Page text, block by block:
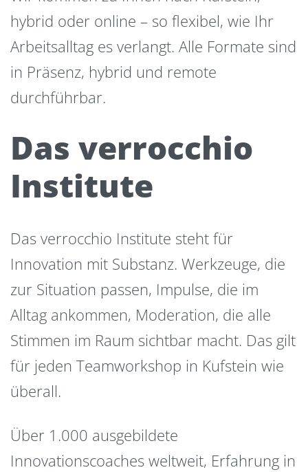
hybrid oder online – so flexibel, wie Ihr
Arbeitsalltag es verlangt. Alle Formate sind
in Präsenz, hybrid und remote
durchführbar.
Das verrocchio
Institute
Das verrocchio Institute steht für
Innovation mit Substanz. Werkzeuge, die
zur Situation passen, Impulse, die im
Alltag ankommen, Moderation, die alle
Stimmen im Raum sichtbar macht. Das gilt
für jeden Teamworkshop in Kufstein wie
überall.
Über 1.000 ausgebildete
Innovationscoaches weltweit, Erfahrung in